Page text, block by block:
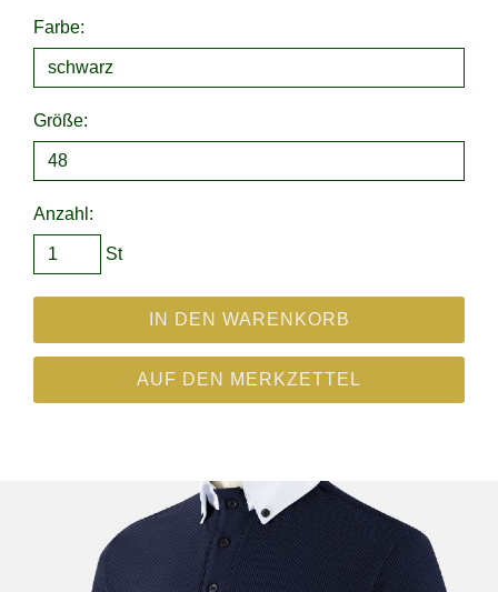
Farbe:
Größe:
Anzahl:
St
IN DEN WARENKORB
AUF DEN MERKZETTEL